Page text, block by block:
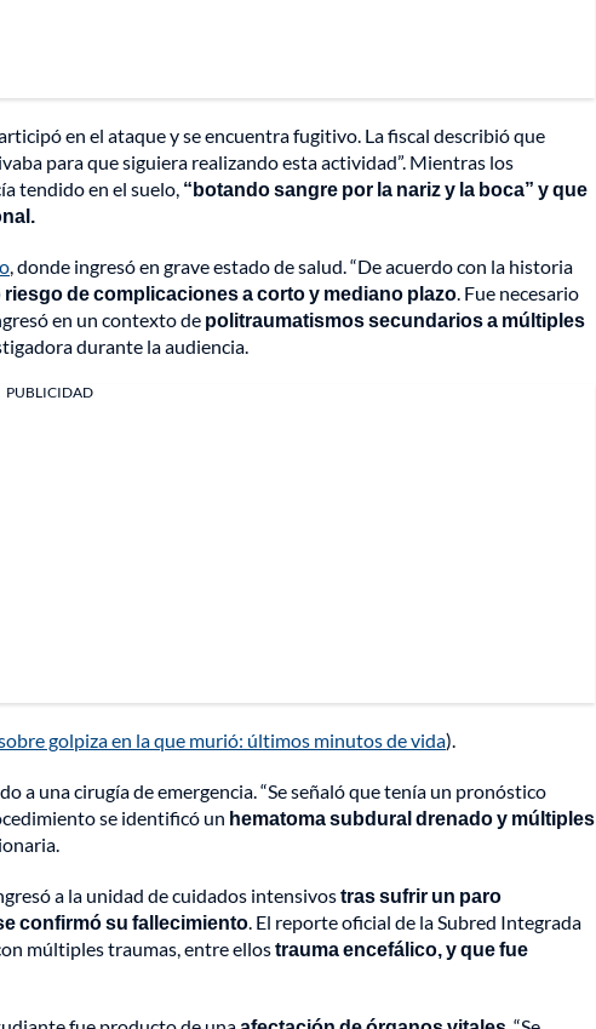
en el ataque y se encuentra fugitivo. La fiscal describió que
para que siguiera realizando esta actividad”. Mientras los
tendido en el suelo, “botando sangre por la nariz y la boca” y que
, donde ingresó en grave estado de salud. “De acuerdo con la historia
de complicaciones a corto y mediano plazo. Fue necesario
en un contexto de politraumatismos secundarios a múltiples
durante la audiencia.
PUBLICIDAD
golpiza en la que murió: últimos minutos de vida).
a una cirugía de emergencia. “Se señaló que tenía un pronóstico
se identificó un hematoma subdural drenado y múltiples
a la unidad de cuidados intensivostras sufrir un paro
confirmó su fallecimiento. El reporte oficial de la Subred Integrada
múltiples traumas, entre ellostrauma encefálico, y que fue